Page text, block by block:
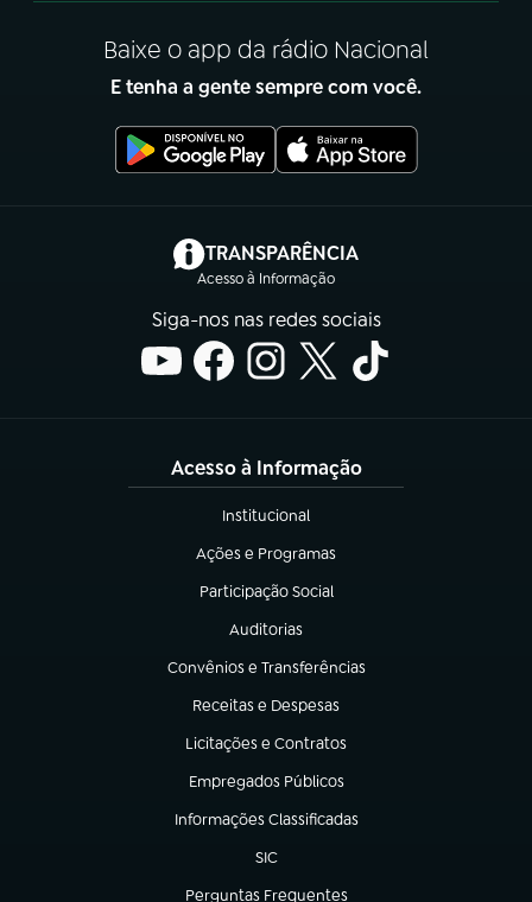
Baixe o app da rádio Nacional
E tenha a gente sempre com você.
TRANSPARÊNCIA
Acesso à Informação
(abre em nova aba)
Siga-nos nas redes sociais
Acesso à Informação
Institucional
(abre em nova aba)
Ações e Programas
(abre em nova aba)
Participação Social
(abre em nova aba)
Auditorias
(abre em nova aba)
Convênios e Transferências
(abre em nova aba)
Receitas e Despesas
(abre em nova aba)
Licitações e Contratos
(abre em nova aba)
Empregados Públicos
(abre em nova aba)
Informações Classificadas
(abre em nova aba)
SIC
(abre em nova aba)
Perguntas Frequentes